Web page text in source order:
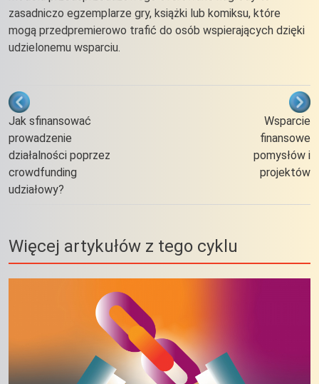
zasadniczo egzemplarze gry, książki lub komiksu, które
mogą przedpremierowo trafić do osób wspierających dzięki
udzielonemu wsparciu.
Odnośniki nawigacji książki Różne
Jak sfinansować
prowadzenie
działalności poprzez
crowdfunding
udziałowy?
Wsparcie
finansowe
pomysłów i
projektów
Więcej artykułów z tego cyklu